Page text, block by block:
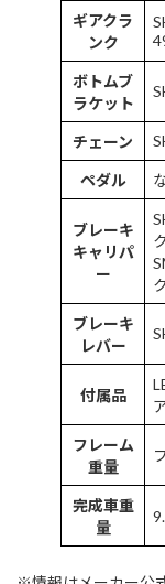
ギアクラ
ンク
ボトムブ
ラケット
チェーン
ペダル
ブレーキ
キャリパ
ー
ク
ブレーキ
レバー
付属品
フレーム
重量
完成車重
量